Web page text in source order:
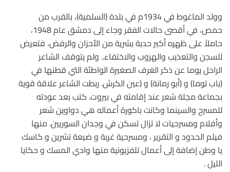
وولد الماغوط في 1934م في بلدة (السلمية)، بالقرب من
حمص، في أقصى حالات الفقر وجاء إلى دمشق عام 1948،
حاملاً على ظهره أكبر حدبة بشرية من الأحزان والرفض، فتعرض
للسجن والتعذيب والهروب والاختفاء.. ولم يتوقف الشاعر
الراحل يوما عن ذكر الغرف الصغيرة الواطئة التي قطنها في
(باب توما) و (أبو رمانة) و (عين الكرش. ربطت الشاعر علاقة قوية
بجماعة مجلة شعر عند إقامته في بيروت. كتب بعد عودته
للمسرح والسينما وكانت باكورة أعماله هي دواوين شعر
وأفلام ومسرحيات لا تزال تسكن في وجدان السوريين. منها
فيلم الحدود و التقرير ، ومسرحية غربة و ضيعة تشرين و كاسك
يا وطن إضافة إلى أعمال تلفزيونية منها وادي المسك و حكايا
الليل .